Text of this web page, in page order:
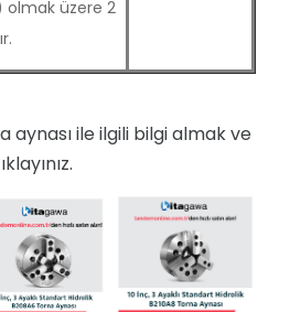
olmak üzere 2
aynası ile ilgili bilgi almak ve